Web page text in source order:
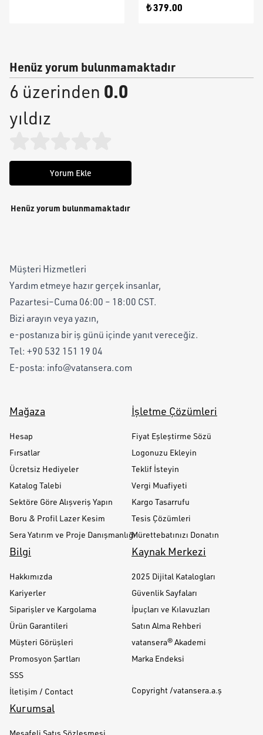
₺ 379.00
Henüz yorum bulunmamaktadır
6 üzerinden 0.0
yıldız
Yorum Ekle
Henüz yorum bulunmamaktadır
Müşteri Hizmetleri
Yardım etmeye hazır gerçek insanlar,
Pazartesi–Cuma 06:00 – 18:00 CST.
Bizi arayın veya yazın,
e-postanıza bir iş günü içinde yanıt vereceğiz.
Tel: +90 532 151 19 04
E-posta: info@vatansera.com
Mağaza
Hesap
Fırsatlar
Ücretsiz Hediyeler
Katalog Talebi
Sektöre Göre Alışveriş Yapın
Boru & Profil Lazer Kesim
Sera Yatırım ve Proje Danışmanlığı
İşletme Çözümleri
Fiyat Eşleştirme Sözü
Logonuzu Ekleyin
Teklif İsteyin
Vergi Muafiyeti
Kargo Tasarrufu
Tesis Çözümleri
Mürettebatınızı Donatın
Bilgi
Hakkımızda
Kariyerler
Siparişler ve Kargolama
Ürün Garantileri
Müşteri Görüşleri
Promosyon Şartları
SSS
İletişim / Contact
Kaynak Merkezi
2025 Dijital Katalogları
Güvenlik Sayfaları
İpuçları ve Kılavuzları
Satın Alma Rehberi
vatansera® Akademi
Marka Endeksi
Copyright /vatansera.a.ş
Kurumsal
Mesafeli Satış Sözleşmesi